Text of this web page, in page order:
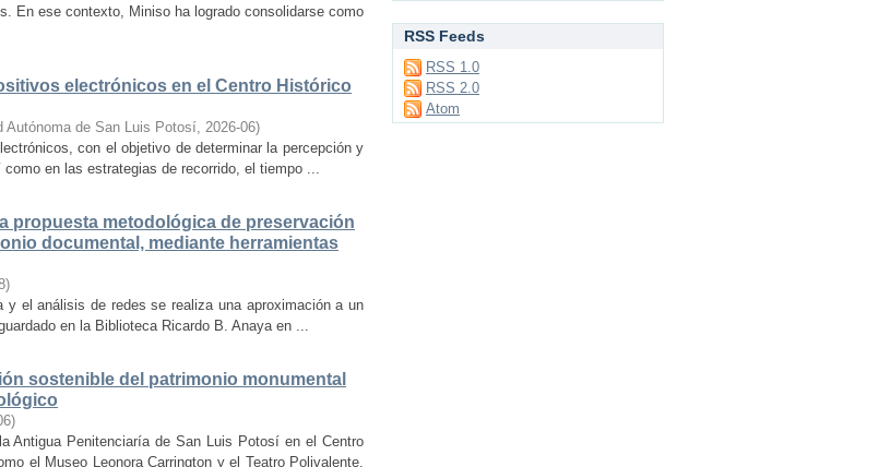
En ese contexto, Miniso ha logrado consolidarse como
electrónicos en el Centro Histórico
Autónoma de San Luis Potosí, 2026-06)
con el objetivo de determinar la percepción y
en las estrategias de recorrido, el tiempo ...
propuesta metodológica de preservación
documental, mediante herramientas
)
el análisis de redes se realiza una aproximación a un
en la Biblioteca Ricardo B. Anaya en ...
sostenible del patrimonio monumental
)
Antigua Penitenciaría de San Luis Potosí en el Centro
el Museo Leonora Carrington y el Teatro Polivalente.
RSS Feeds
RSS 1.0
RSS 2.0
Atom